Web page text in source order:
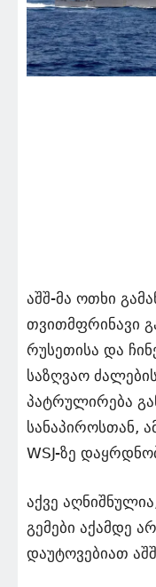
აშშ-მა ოთხი
თვითმფრინავი
რუსეთისა და
საზღვაო
პატრულირება
სანაპიროსთან,
WSJ-ზე
აქვე
გემები აქამდე
დაუტოვებიათ